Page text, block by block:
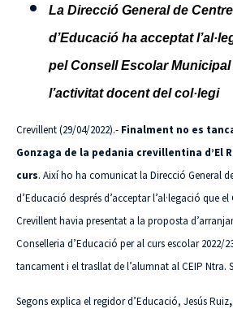
La Direcció General de
d’Educació ha acceptat
pel Consell Escolar
l’activitat docent del col·legi
Crevillent (29/04/2022).- Finalment no es
Gonzaga de la pedania crevillentina d’El
curs. Així ho ha comunicat la Direcció General
d’Educació després d’acceptar l’al·legació que
Crevillent havia presentat a la proposta
Conselleria d’Educació per al curs escolar 2022/
tancament i el trasllat de l’alumnat al CEIP Ntra.
Segons explica el regidor d’Educació, Jesús Ruiz